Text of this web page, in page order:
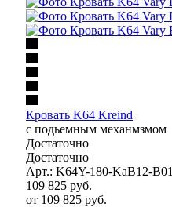
Кровать K64 Kreind
с подьемным механмзмом
Достаточно
Достаточно
Арт.: K64Y-180-KaB12-B01
109 825 руб.
от 109 825 руб.